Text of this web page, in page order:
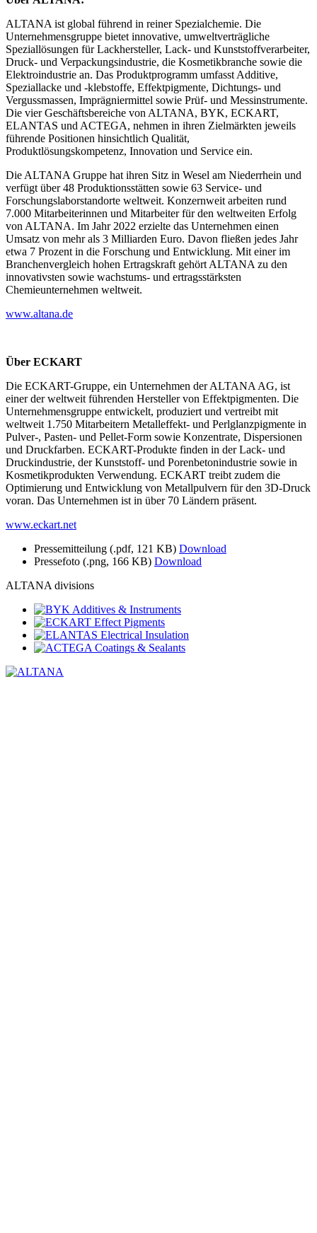
ALTANA ist global führend in reiner Spezialchemie. Die
Unternehmensgruppe bietet innovative, umweltverträgliche
Speziallösungen für Lackhersteller, Lack- und Kunststoffverarbeiter,
Druck- und Verpackungsindustrie, die Kosmetikbranche sowie die
Elektroindustrie an. Das Produktprogramm umfasst Additive,
Speziallacke und -klebstoffe, Effektpigmente, Dichtungs- und
Vergussmassen, Imprägniermittel sowie Prüf- und Messinstrumente.
Die vier Geschäftsbereiche von ALTANA, BYK, ECKART,
ELANTAS und ACTEGA, nehmen in ihren Zielmärkten jeweils
führende Positionen hinsichtlich Qualität,
Produktlösungskompetenz, Innovation und Service ein.
Die ALTANA Gruppe hat ihren Sitz in Wesel am Niederrhein und
verfügt über 48 Produktionsstätten sowie 63 Service- und
Forschungslaborstandorte weltweit. Konzernweit arbeiten rund
7.000 Mitarbeiterinnen und Mitarbeiter für den weltweiten Erfolg
von ALTANA. Im Jahr 2022 erzielte das Unternehmen einen
Umsatz von mehr als 3 Milliarden Euro. Davon fließen jedes Jahr
etwa 7 Prozent in die Forschung und Entwicklung. Mit einer im
Branchenvergleich hohen Ertragskraft gehört ALTANA zu den
innovativsten sowie wachstums- und ertragsstärksten
Chemieunternehmen weltweit.
www.altana.de
Über ECKART
Die ECKART-Gruppe, ein Unternehmen der ALTANA AG, ist
einer der weltweit führenden Hersteller von Effektpigmenten. Die
Unternehmensgruppe entwickelt, produziert und vertreibt mit
weltweit 1.750 Mitarbeitern Metalleffekt- und Perlglanzpigmente in
Pulver-, Pasten- und Pellet-Form sowie Konzentrate, Dispersionen
und Druckfarben. ECKART-Produkte finden in der Lack- und
Druckindustrie, der Kunststoff- und Porenbetonindustrie sowie in
Kosmetikprodukten Verwendung. ECKART treibt zudem die
Optimierung und Entwicklung von Metallpulvern für den 3D-Druck
voran. Das Unternehmen ist in über 70 Ländern präsent.
www.eckart.net
Pressemitteilung (.pdf, 121 KB) Download
Pressefoto (.png, 166 KB) Download
ALTANA divisions